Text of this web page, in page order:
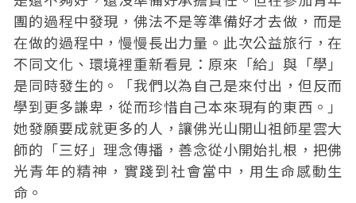
團的過程中發現，佛法不是等準備好才去做，而是
在做的過程中，慢慢長出力量。此次公益旅行，在
不同文化、環境裡重新看見：原來「給」與「學」
是同時發生的。「我們以為自己是來付出，但反而
學到更多謙卑，從而珍惜自己本來現有的東西。」
她發願要成就更多的人，讓佛光山開山祖師星雲大
師的「三好」理念傳播，善念從小開始扎根，把佛
光青年的精神，實踐到社會當中，用生命感動生
命。